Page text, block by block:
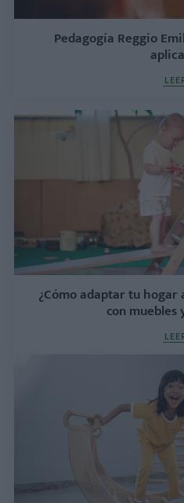
Pedagogía Reggio
¿Cómo adaptar tu
con muebles